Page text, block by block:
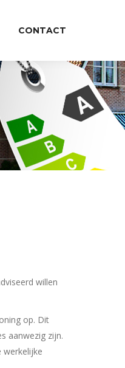
CONTACT
willen
op. Dit
aanwezig zijn.
werkelijke